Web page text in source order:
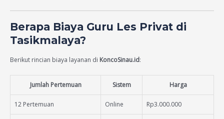
Berapa Biaya Guru Les Privat di
Tasikmalaya?
Berikut rincian biaya layanan di KoncoSinau.id:
Jumlah Pertemuan Sistem Harga
12 Pertemuan Online Rp3.000.000